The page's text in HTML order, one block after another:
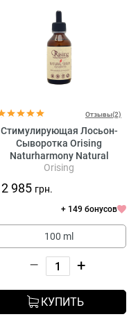
Отзывы(2)
Стимулирующая Лосьон-
Сыворотка Orising
Naturharmony Natural
Invigorating Serum
Orising
2 985 грн.
+ 149 бонусов
100 ml
– +
КУПИТЬ